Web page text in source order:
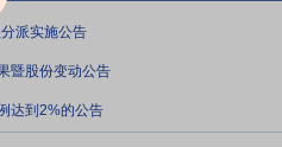
例时有发生，市场并购优化了资源
村振兴作出重要部署，强调“坚持农
持续巩固拓展脱贫攻坚成果，提升
务的综合性合作经济组织，是推动
派实施公告
暨股份变动公告
达到2%的公告